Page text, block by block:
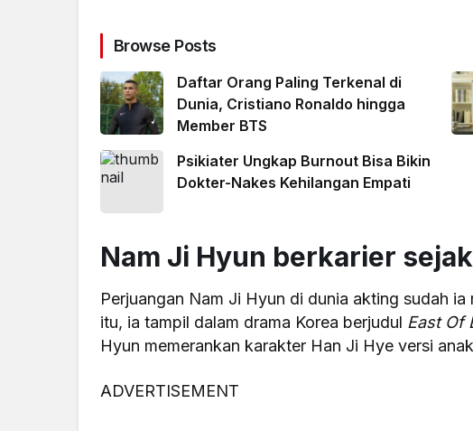
Browse Posts
Daftar Orang Paling Terkenal di
Dunia, Cristiano Ronaldo hingga
Member BTS
Psikiater Ungkap Burnout Bisa Bikin
Dokter-Nakes Kehilangan Empati
Nam Ji Hyun berkarier
Perjuangan Nam Ji Hyun di dunia akting sudah
itu, ia tampil dalam drama Korea berjudul East Of
Hyun memerankan karakter Han Ji Hye versi
ADVERTISEMENT